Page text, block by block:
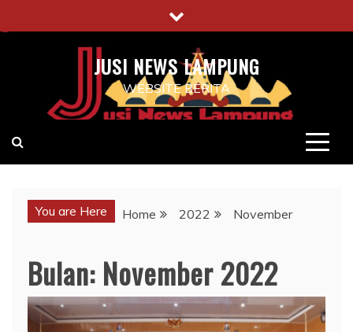
to
JUSI NEWS LAMPUNG
WEBSITE BERITA
You are Here Home 2022 November
Bulan: November 2022